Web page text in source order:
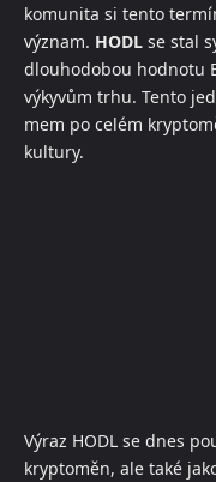
komunita si tento
význam. HODL se stal
dlouhodobou hodnotu
výkyvům trhu. Tento
mem po celém
kultury.
Výraz HODL se dnes
kryptoměn, ale také